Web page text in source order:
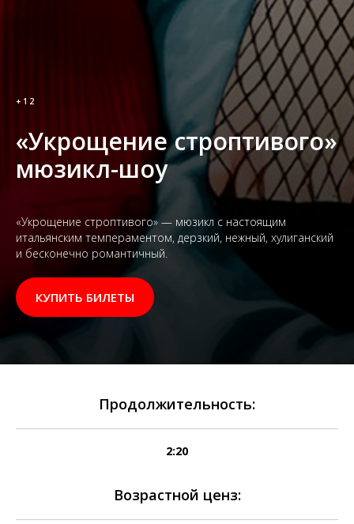
+12
«Укрощение строптивого»
мюзикл-шоу
«Укрощение строптивого» — мюзикл с настоящим
итальянским темпераментом, дерзкий, нежный, хулиганский
и бесконечно романтичный.
КУПИТЬ БИЛЕТЫ
Продолжительность:
2:20
Возрастной ценз: